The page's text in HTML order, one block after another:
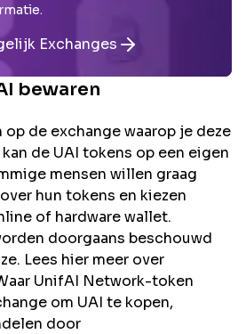
Exchanges
bewaren
op de exchange waarop je deze
de UAI tokens op een eigen
mensen willen graag
hun tokens en kiezen
of hardware wallet.
doorgaans beschouwd
Lees hier meer over
UnifAI Network-token
om UAI te kopen,
door